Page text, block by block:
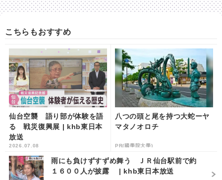
こちらもおすすめ
仙台空襲 語り部が体験を語
る 戦災復興展 | khb東日本
放送
2026.07.08
八つの頭と尾を持つ大蛇ーヤ
マタノオロチ
PR(國學院大學)
雨にも負けずすずめ舞う ＪＲ仙台駅前で約
１６００人が披露 | khb東日本放送